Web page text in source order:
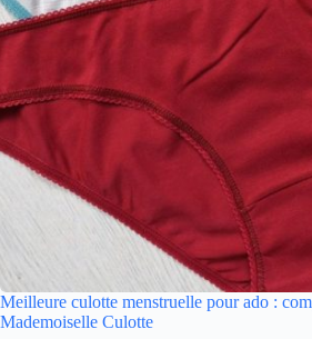
Meilleure culotte menstruelle pour ado :
Mademoiselle Culotte